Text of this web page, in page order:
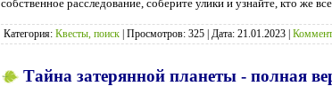
собственное расследование, соберите улики и узнайте, кто же
Категория: Квесты, поиск Просмотров: 325 Дата: 21.01.2023
Тайна затерянной планеты - полная